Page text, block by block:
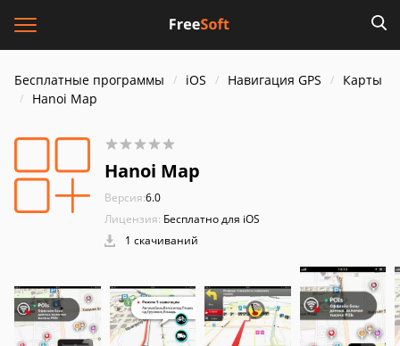
Бесплатные программы iOS Навигация GPS
Карты
Hanoi Map
Hanoi Map
Версия:6.0
Лицензия: Бесплатно для iOS
1 скачиваний